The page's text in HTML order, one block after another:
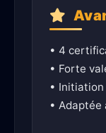
• 4
• Forte
•
•